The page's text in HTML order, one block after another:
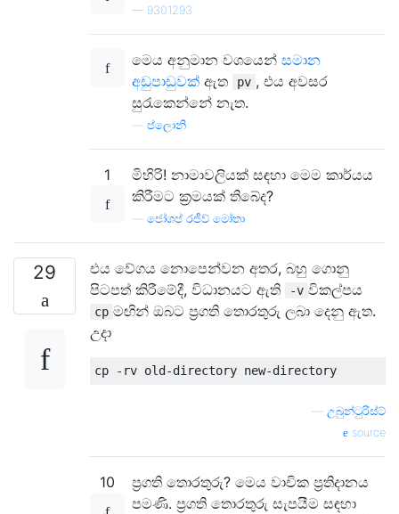
— 9301293
මෙය අනුමාන වශයෙන් සමාන
අඩුපාඩුවක් ඇත pv , එය අවසර
සුරැකෙන්නේ නැත.
ප්ලොනි
1
මිහිරි! නාමාවලියක් සඳහා මෙම කාර්යය
කිරීමට ක්‍රමයක් තිබේද?
ජෝශප් රජීව් මෝතා
29
එය වේගය නොපෙන්වන අතර, බහු ගොනු
පිටපත් කිරීමේදී, විධානයට ඇති
-v විකල්පය
cp මඟින් ඔබට ප්‍රගති තොරතුරු ලබා දෙනු ඇත.
උදා
උබුන්ටුරිස්ට්
source
10
ප්‍රගති තොරතුරු? මෙය වාචික ප්‍රතිදානය
පමණි. ප්‍රගති තොරතුරු සැපයීම සඳහා